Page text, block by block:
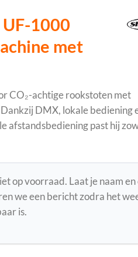
1000
met
CO₂-achtige rookstoten met
DMX, lokale bediening
afstandsbediening past hij
op voorraad. Laat je naam en
we een bericht zodra het
is.